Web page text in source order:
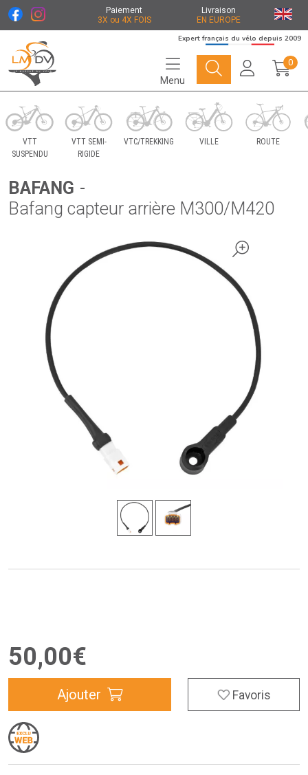
Paiement
3X ou 4X FOIS
Livraison
EN EUROPE
Le Marché du Vélo Votre distributeurs de vélo
Expert français du vélo depuis 2009
Menu
0
VTT
SUSPENDU
VTT SEMI-
RIGIDE
VTC/TREKKING VILLE ROUTE
BAFANG -
Bafang capteur arrière M300/M420
50,00€
Ajouter Favoris